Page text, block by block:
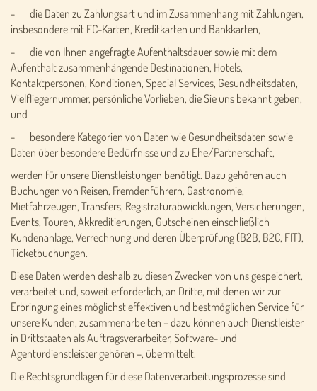
- die Daten zu Zahlungsart und im Zusammenhang mit Zahlungen,
insbesondere mit EC-Karten, Kreditkarten und Bankkarten,
- die von Ihnen angefragte Aufenthaltsdauer sowie mit dem
Aufenthalt zusammenhängende Destinationen, Hotels,
Kontaktpersonen, Konditionen, Special Services, Gesundheitsdaten,
Vielfliegernummer, persönliche Vorlieben, die Sie uns bekannt geben,
und
- besondere Kategorien von Daten wie Gesundheitsdaten sowie
Daten über besondere Bedürfnisse und zu Ehe/Partnerschaft,
werden für unsere Dienstleistungen benötigt. Dazu gehören auch
Buchungen von Reisen, Fremdenführern, Gastronomie,
Mietfahrzeugen, Transfers, Registraturabwicklungen, Versicherungen,
Events, Touren, Akkreditierungen, Gutscheinen einschließlich
Kundenanlage, Verrechnung und deren Überprüfung (B2B, B2C, FIT),
Ticketbuchungen.
Diese Daten werden deshalb zu diesen Zwecken von uns gespeichert,
verarbeitet und, soweit erforderlich, an Dritte, mit denen wir zur
Erbringung eines möglichst effektiven und bestmöglichen Service für
unsere Kunden, zusammenarbeiten – dazu können auch Dienstleister
in Drittstaaten als Auftragsverarbeiter, Software- und
Agenturdienstleister gehören –, übermittelt.
Die Rechtsgrundlagen für diese Datenverarbeitungsprozesse sind